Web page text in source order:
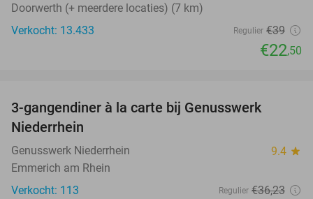
Doorwerth (+ meerdere locaties) (7 km)
Verkocht: 13.433
Regulier €39
€22,50
3-gangendiner à la carte bij Genusswerk
Niederrhein
Genusswerk Niederrhein 9.4 star
Emmerich am Rhein
Verkocht: 113
Regulier €36,23